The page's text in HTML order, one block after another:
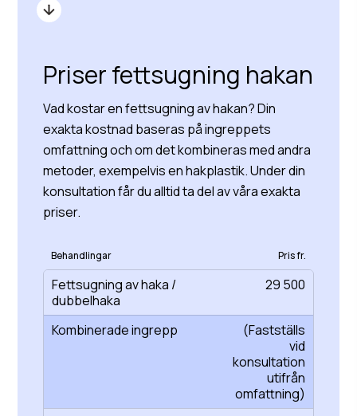
Priser fettsugning hakan
Vad kostar en fettsugning av hakan? Din
exakta kostnad baseras på ingreppets
omfattning och om det kombineras med andra
metoder, exempelvis en hakplastik. Under din
konsultation får du alltid ta del av våra exakta
priser.
Behandlingar Pris fr.
Fettsugning av haka /
dubbelhaka
29 500
Kombinerade ingrepp
(Fastställs
vid
konsultation
utifrån
omfattning)